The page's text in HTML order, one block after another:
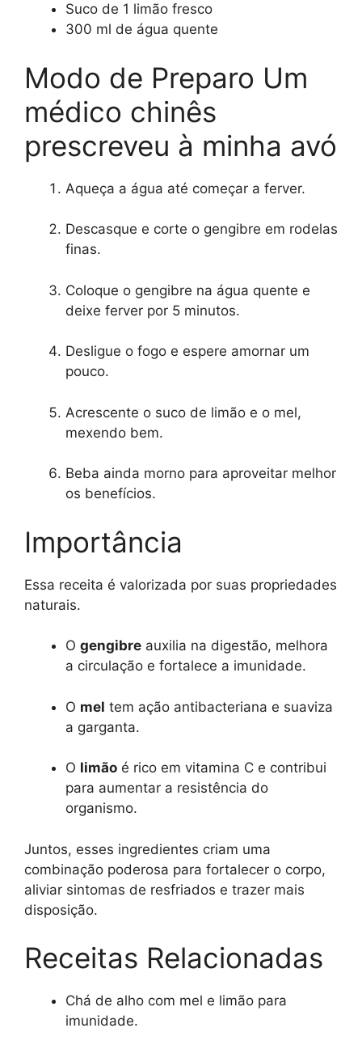
Suco de 1 limão fresco
300 ml de água quente
Modo de Preparo Um
médico chinês
prescreveu à minha avó
Aqueça a água até começar a ferver.
Descasque e corte o gengibre em rodelas
finas.
Coloque o gengibre na água quente e
deixe ferver por 5 minutos.
Desligue o fogo e espere amornar um
pouco.
Acrescente o suco de limão e o mel,
mexendo bem.
Beba ainda morno para aproveitar melhor
os benefícios.
Importância
Essa receita é valorizada por suas propriedades
naturais.
O gengibre auxilia na digestão, melhora
a circulação e fortalece a imunidade.
O mel tem ação antibacteriana e suaviza
a garganta.
O limão é rico em vitamina C e contribui
para aumentar a resistência do
organismo.
Juntos, esses ingredientes criam uma
combinação poderosa para fortalecer o corpo,
aliviar sintomas de resfriados e trazer mais
disposição.
Receitas Relacionadas
Chá de alho com mel e limão para
imunidade.